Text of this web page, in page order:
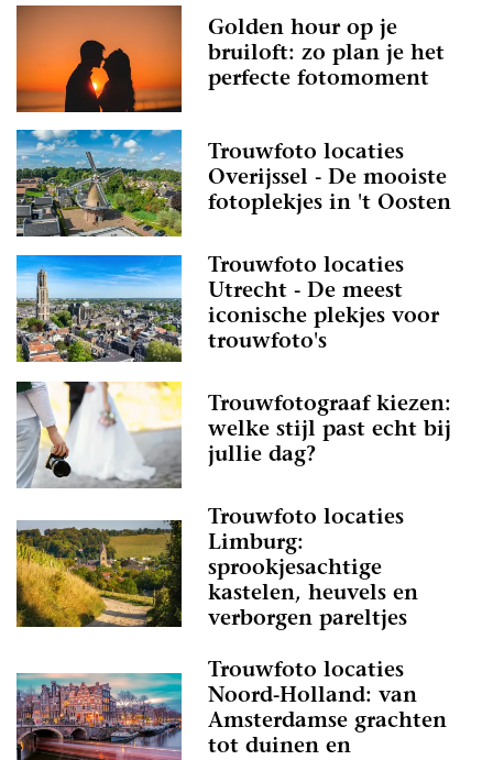
Golden hour op je
bruiloft: zo plan je het
perfecte fotomoment
Trouwfoto locaties
Overijssel - De mooiste
fotoplekjes in 't Oosten
Trouwfoto locaties
Utrecht - De meest
iconische plekjes voor
trouwfoto's
Trouwfotograaf kiezen:
welke stijl past echt bij
jullie dag?
Trouwfoto locaties
Limburg:
sprookjesachtige
kastelen, heuvels en
verborgen pareltjes
Trouwfoto locaties
Noord-Holland: van
Amsterdamse grachten
tot duinen en